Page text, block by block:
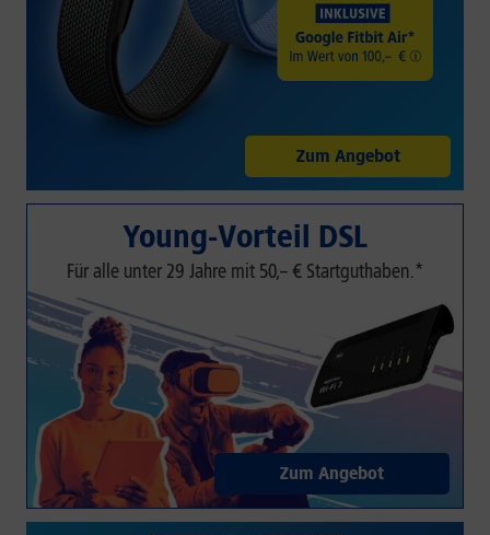
Zum Angebot
Young-Vorteil DSL
Für alle unter 29 Jahre mit 50,– € Startguthaben.*
Zum Angebot